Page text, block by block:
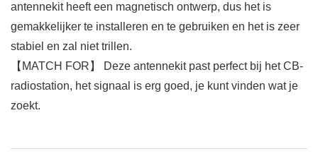
antennekit heeft een magnetisch ontwerp, dus het is
gemakkelijker te installeren en te gebruiken en het is zeer
stabiel en zal niet trillen.
【MATCH FOR】 Deze antennekit past perfect bij het CB-
radiostation, het signaal is erg goed, je kunt vinden wat je
zoekt.